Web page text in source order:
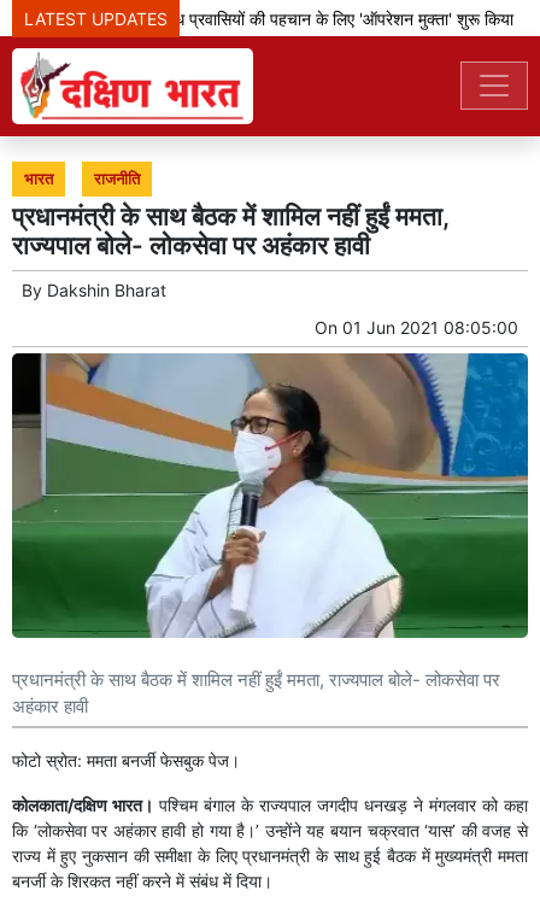
LATEST UPDATES
बेंगलूरु पुलिस ने अवैध प्रवासियों की पहचान के लिए 'ऑपरेशन मुक्ता' शुरू किया
भारत राजनीति
प्रधानमंत्री के साथ बैठक में शामिल नहीं हुईं ममता,
राज्यपाल बोले- लोकसेवा पर अहंकार हावी
By Dakshin Bharat
On 01 Jun 2021 08:05:00
प्रधानमंत्री के साथ बैठक में शामिल नहीं हुईं ममता, राज्यपाल बोले- लोकसेवा पर
अहंकार हावी
फोटो स्रोत: ममता बनर्जी फेसबुक पेज।
कोलकाता/दक्षिण भारत। पश्चिम बंगाल के राज्यपाल जगदीप धनखड़ ने मंगलवार को कहा
कि ‘लोकसेवा पर अहंकार हावी हो गया है।’ उन्होंने यह बयान चक्रवात ‘यास’ की वजह से
राज्य में हुए नुकसान की समीक्षा के लिए प्रधानमंत्री के साथ हुई बैठक में मुख्यमंत्री ममता
बनर्जी के शिरकत नहीं करने में संबंध में दिया।